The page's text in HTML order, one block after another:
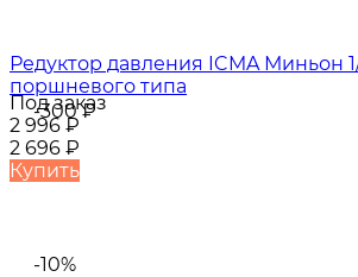
-300₽
Редуктор давления ICMA Миньон
поршневого типа
Под заказ
2 996 ₽
2 696 ₽
Купить
-10%